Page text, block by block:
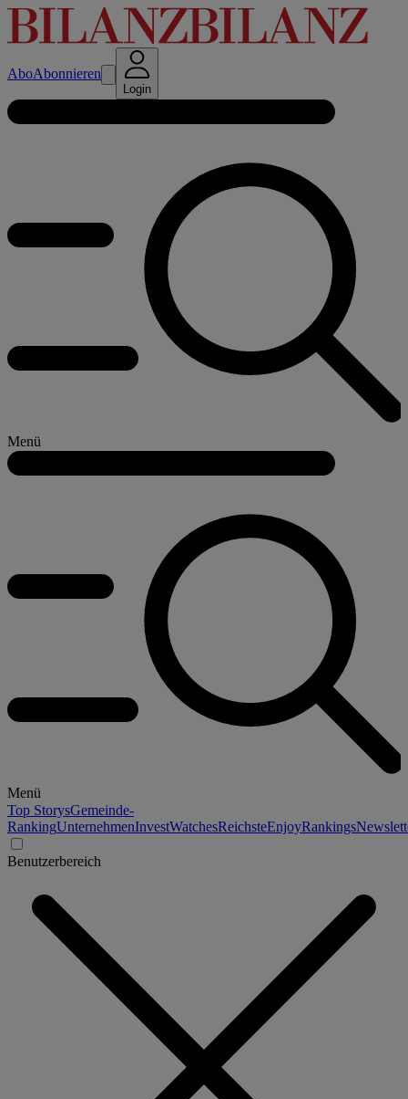
AboAbonnieren
Login
Menü
Menü
Top StorysGemeinde-
RankingUnternehmenInvestWatchesReichsteEnjoyRankings
Benutzerbereich